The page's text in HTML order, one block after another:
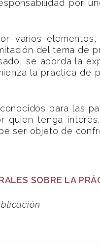
por
varios
del tema de
se aborda la
la práctica de
para las
quien tenga
ser objeto de
SOBRE LA